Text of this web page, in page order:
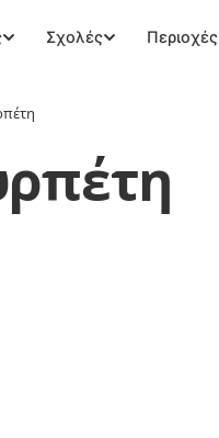
Σχολές Περιοχές